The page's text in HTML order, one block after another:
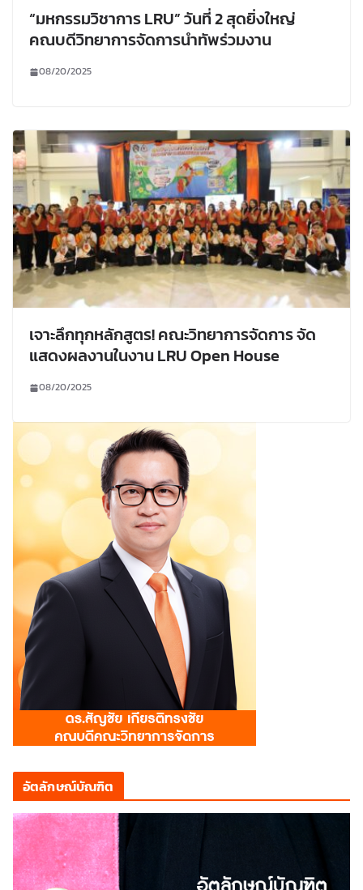
“มหกรรมวิชาการ LRU” วันที่ 2 สุดยิ่งใหญ่
คณบดีวิทยาการจัดการนำทัพร่วมงาน
08/20/2025
เจาะลึกทุกหลักสูตร! คณะวิทยาการจัดการ จัด
แสดงผลงานในงาน LRU Open House
08/20/2025
อัตลักษณ์บัณฑิต